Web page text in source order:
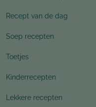
Recept van de dag
Soep recepten
Toetjes
Kinderrecepten
Lekkere recepten